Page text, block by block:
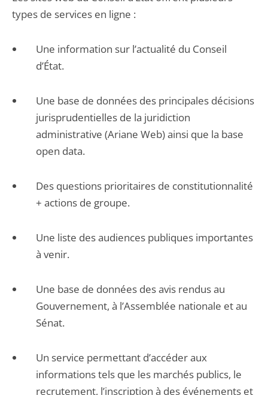
types de services en ligne :
Une information sur l’actualité du Conseil
d’État.
Une base de données des principales décisions
jurisprudentielles de la juridiction
administrative (Ariane Web) ainsi que la base
open data.
Des questions prioritaires de constitutionnalité
+ actions de groupe.
Une liste des audiences publiques importantes
à venir.
Une base de données des avis rendus au
Gouvernement, à l’Assemblée nationale et au
Sénat.
Un service permettant d’accéder aux
informations tels que les marchés publics, le
recrutement, l’inscription à des événements et